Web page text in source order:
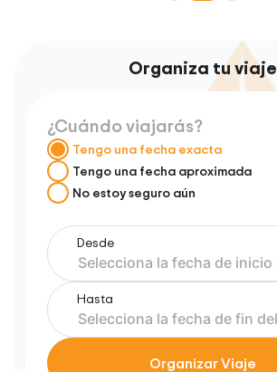
Organiza tu viaje
¿Cuándo viajarás?
Tengo una fecha exacta
Tengo una fecha aproximada
No estoy seguro aún
Desde
Hasta
Organizar Viaje